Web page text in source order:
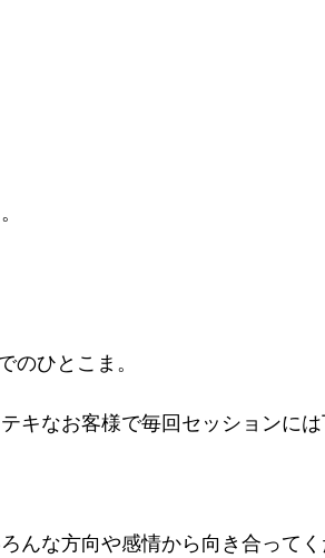
のひとこま。
キなお客様で毎回セッションに
んな方向や感情から向き合って